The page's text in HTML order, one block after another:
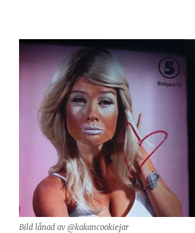
Bild lånad av @kakancookiejar